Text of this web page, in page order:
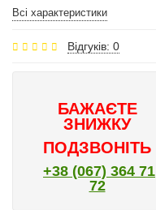
Всі характеристики
Відгуків: 0
БАЖАЄТЕ
ЗНИЖКУ
ПОДЗВОНІТЬ
+38 (067) 364 71
72